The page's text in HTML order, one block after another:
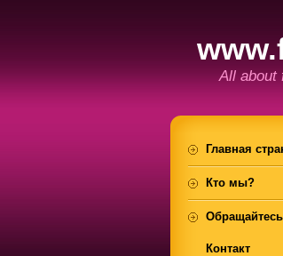
All about
Главная
Кто мы?
Контакт